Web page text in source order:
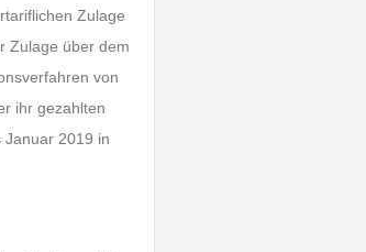
Zulage
Zulage über dem
von
ihr gezahlten
2019 in